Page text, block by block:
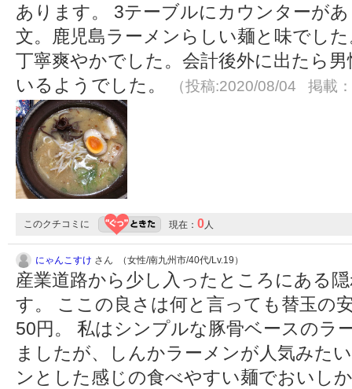
あります。 3テーブルにカウンターが
文。鹿児島ラーメンらしい麺と味でし
丁寧爽やかでした。会計後外に出たら
いるようでした。
（投稿:2020/08/04 掲載
このクチコミに 現在： 0人
にゃんこすけ さん （女性/南九州市/40代/Lv.19）
産業道路から少し入ったところにある
す。 ここの良さは何と言っても替玉の
50円。 私はシンプルな豚骨ベースのラ
ましたが、しんかラーメンが人気みた
ンとした感じの食べやすい麺でおいし